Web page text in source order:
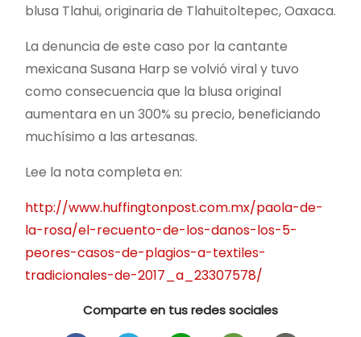
blusa Tlahui, originaria de Tlahuitoltepec, Oaxaca.
La denuncia de este caso por la cantante
mexicana Susana Harp se volvió viral y tuvo
como consecuencia que la blusa original
aumentara en un 300% su precio, beneficiando
muchísimo a las artesanas.
Lee la nota completa en:
http://www.huffingtonpost.com.mx/paola-de-
la-rosa/el-recuento-de-los-danos-los-5-
peores-casos-de-plagios-a-textiles-
tradicionales-de-2017_a_23307578/
Comparte en tus redes sociales